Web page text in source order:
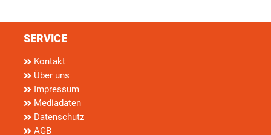
SERVICE
Kontakt
Über uns
Impressum
Mediadaten
Datenschutz
AGB